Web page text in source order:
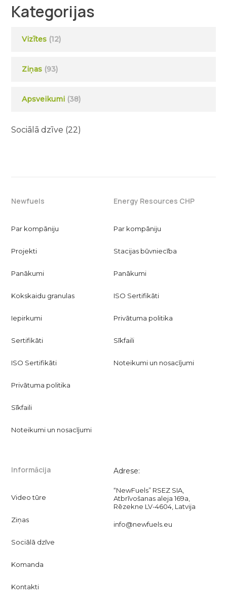
Kategorijas
Vizītes (12)
Ziņas (93)
Apsveikumi (38)
Sociālā dzīve (22)
Newfuels
Par kompāniju
Projekti
Panākumi
Kokskaidu granulas
Iepirkumi
Sertifikāti
ISO Sertifikāti
Privātuma politika
Sīkfaili
Noteikumi un nosacījumi
Energy Resources CHP
Par kompāniju
Stacijas būvniecība
Panākumi
ISO Sertifikāti
Privātuma politika
Sīkfaili
Noteikumi un nosacījumi
Informācija
Video tūre
Ziņas
Sociālā dzīve
Komanda
Kontakti
Adrese:
“NewFuels” RSEZ SIA,
Atbrīvošanas aleja 169a,
Rēzekne LV-4604, Latvija
info@newfuels.eu